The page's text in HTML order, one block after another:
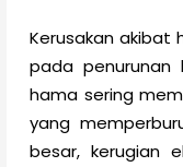
Kerusakan akibat
pada penurunan
hama sering
yang
besar, kerugian